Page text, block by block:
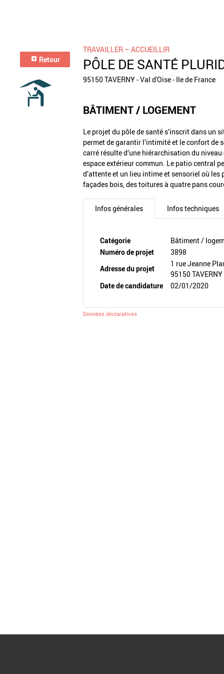
Retour
TRAVAILLER – ACCUEILLIR
PÔLE DE SANTÉ
95150 TAVERNY - Val d'Oise - Ile de France
BÂTIMENT / LOGEMENT
Le projet du pôle de santé s’inscrit dans un
permet de garantir l’intimité et le confort de
carré résulte d’une hiérarchisation du
espace extérieur commun. Le patio central
d’attente et un lieu intime et sensoriel où
façades bois, des toitures à quatre pans
Infos générales Infos techniques
Catégorie
Bâtiment /
Numéro de projet
3898
Adresse du projet
1 rue Jeanne
95150 TAVERNY
Date de candidature
02/01/2020
Données déclaratives